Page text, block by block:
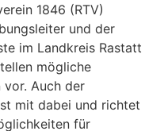
1846 (RTV)
und der
im Landkreis Rastatt
mögliche
vor. Auch der
mit dabei und richtet
für